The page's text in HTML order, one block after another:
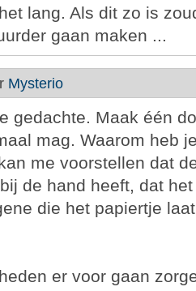
lang. Als dit zo is
gaan maken ...
Mysterio
gedachte. Maak één
mag. Waarom heb
me voorstellen dat
de hand heeft, dat
die het papiertje
er voor gaan